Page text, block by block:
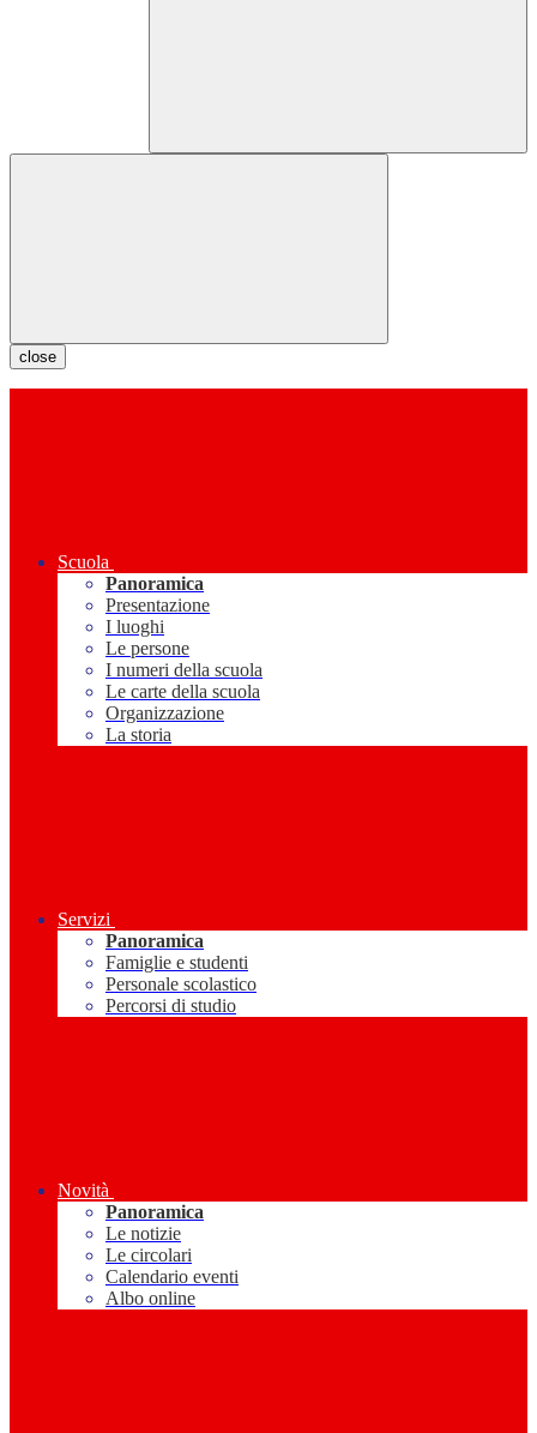
close
Scuola
Panoramica
Presentazione
I luoghi
Le persone
I numeri della scuola
Le carte della scuola
Organizzazione
La storia
Servizi
Panoramica
Famiglie e studenti
Personale scolastico
Percorsi di studio
Novità
Panoramica
Le notizie
Le circolari
Calendario eventi
Albo online